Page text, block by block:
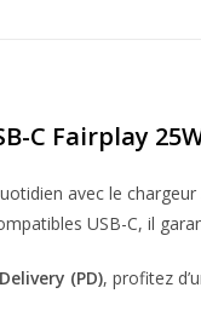
C Fairplay
avec le
USB-C, il
(PD), profitez